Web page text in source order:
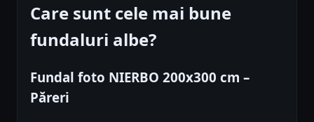
Care sunt cele mai bune
fundaluri albe?
Fundal foto NIERBO 200x300 cm –
Păreri